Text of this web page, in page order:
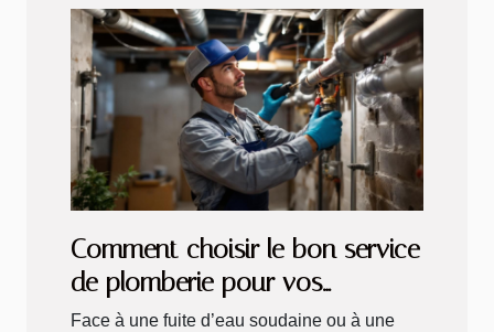
Comment choisir le bon service
de plomberie pour vos
urgences ?
Face à une fuite d’eau soudaine ou à une